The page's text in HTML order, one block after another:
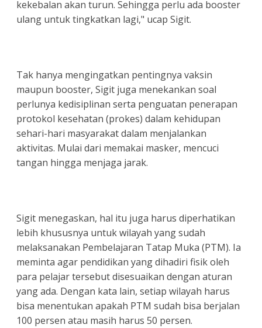
kekebalan akan turun. Sehingga perlu ada booster
ulang untuk tingkatkan lagi," ucap Sigit.
Tak hanya mengingatkan pentingnya vaksin
maupun booster, Sigit juga menekankan soal
perlunya kedisiplinan serta penguatan penerapan
protokol kesehatan (prokes) dalam kehidupan
sehari-hari masyarakat dalam menjalankan
aktivitas. Mulai dari memakai masker, mencuci
tangan hingga menjaga jarak.
Sigit menegaskan, hal itu juga harus diperhatikan
lebih khususnya untuk wilayah yang sudah
melaksanakan Pembelajaran Tatap Muka (PTM). Ia
meminta agar pendidikan yang dihadiri fisik oleh
para pelajar tersebut disesuaikan dengan aturan
yang ada. Dengan kata lain, setiap wilayah harus
bisa menentukan apakah PTM sudah bisa berjalan
100 persen atau masih harus 50 persen.